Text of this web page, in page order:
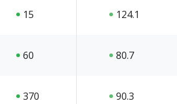
15 124.1
60 80.7
370 90.3